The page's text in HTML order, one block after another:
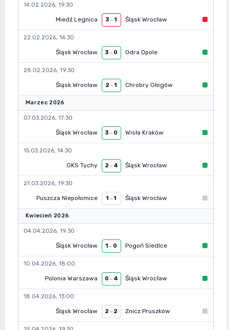
14.02.2026, 19:30
Miedź Legnica 3 –1 Śląsk Wrocław
22.02.2026, 14:30
Śląsk Wrocław 3 – 0 Odra Opole
28.02.2026, 19:30
Śląsk Wrocław 2 –1 Chrobry Głogów
Marzec 2026
07.03.2026, 17:30
Śląsk Wrocław 3 – 0 Wisła Kraków
15.03.2026, 14:30
GKS Tychy 2 – 4 Śląsk Wrocław
21.03.2026, 19:30
Puszcza Niepołomice 1 –1 Śląsk Wrocław
Kwiecień 2026
04.04.2026, 19:30
Śląsk Wrocław 1 – 0 Pogoń Siedlce
10.04.2026, 18:00
Polonia Warszawa 0 – 4 Śląsk Wrocław
18.04.2026, 13:00
Śląsk Wrocław 2 – 2 Znicz Pruszków